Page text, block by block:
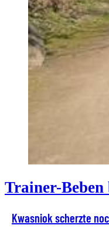
Trainer-
Kwasniok scherzte